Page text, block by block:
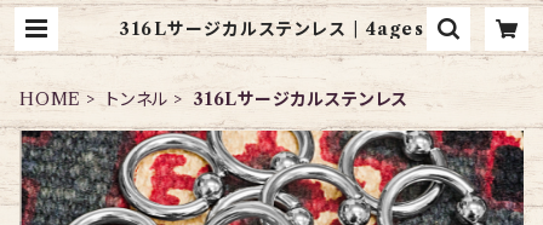
316Lサージカルステンレス | 4ages
HOME トンネル 316Lサージカルステンレス